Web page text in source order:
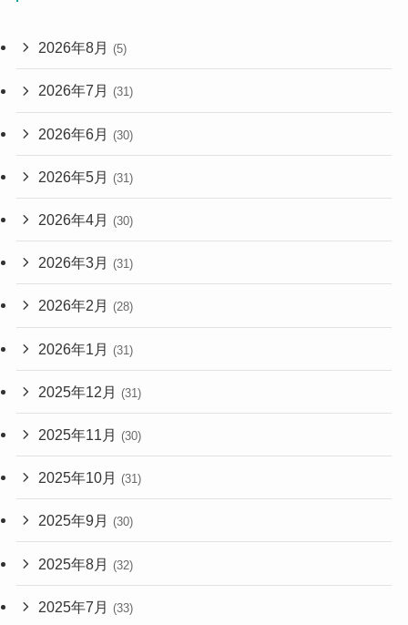
2026年8月 (5)
2026年7月 (31)
2026年6月 (30)
2026年5月 (31)
2026年4月 (30)
2026年3月 (31)
2026年2月 (28)
2026年1月 (31)
2025年12月 (31)
2025年11月 (30)
2025年10月 (31)
2025年9月 (30)
2025年8月 (32)
2025年7月 (33)